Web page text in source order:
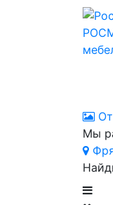
Мы